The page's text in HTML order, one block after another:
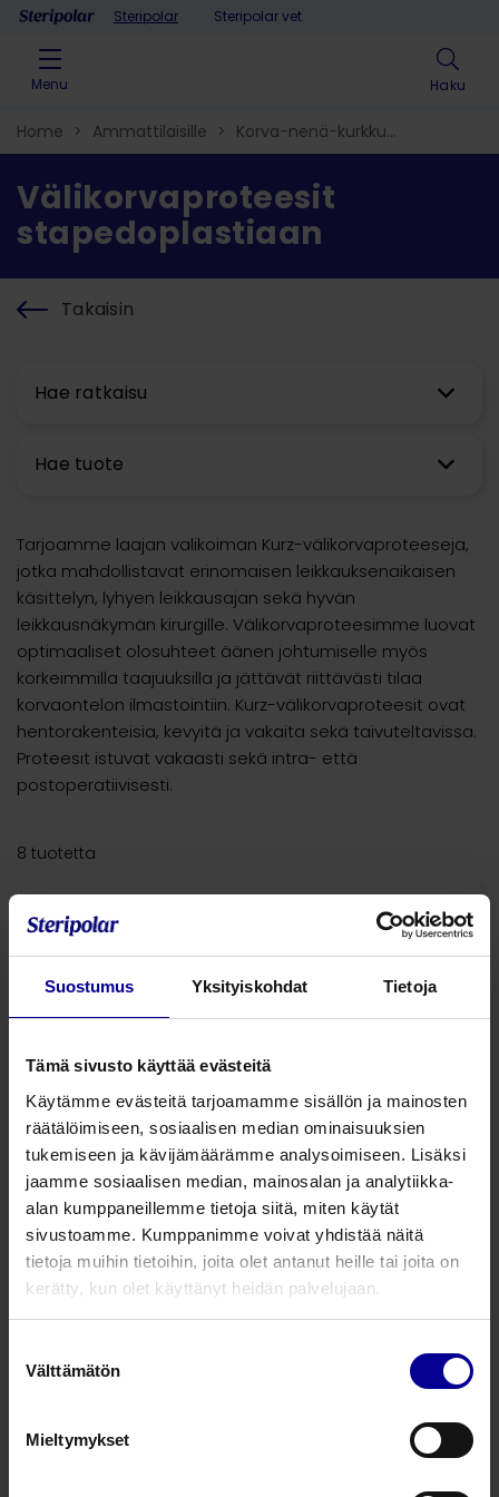
Suostumus Yksityiskohdat Tietoja
Tämä sivusto käyttää evästeitä
Käytämme evästeitä tarjoamamme sisällön ja mainosten
räätälöimiseen, sosiaalisen median ominaisuuksien
tukemiseen ja kävijämäärämme analysoimiseen. Lisäksi
jaamme sosiaalisen median, mainosalan ja analytiikka-
alan kumppaneillemme tietoja siitä, miten käytät
sivustoamme. Kumppanimme voivat yhdistää näitä
tietoja muihin tietoihin, joita olet antanut heille tai joita on
kerätty, kun olet käyttänyt heidän palvelujaan.
valinta
Välttämätön
Mieltymykset
Skip to contentSteripolar Steripolar vet
Menu Haku
Hae ratkaisu
Hae tuote
Home > Ammattilaisille > Korva-nenä-kurkku​
> Korvatuotteet > Välikorvaproteesit stapedoplastiaan
Välikorvaproteesit
stapedoplastiaan
Takaisin
Tarjoamme laajan valikoiman Kurz-välikorvaproteeseja,
jotka mahdollistavat erinomaisen leikkauksenaikaisen
käsittelyn, lyhyen leikkausajan sekä hyvän
leikkausnäkymän kirurgille. Välikorvaproteesimme luovat
optimaaliset olosuhteet äänen johtumiselle myös
korkeimmilla taajuuksilla ja jättävät riittävästi tilaa
korvaontelon ilmastointiin. Kurz-välikorvaproteesit ovat
hentorakenteisia, kevyitä ja vakaita sekä taivuteltavissa.
Proteesit istuvat vakaasti sekä intra- että
postoperatiivisesti.
8 tuotetta
Stapedoplastia
KURZ välikorvaproteesi
K-Piston
Välikorvaproteesit stapedoplastiaan
Stapedoplastia
KURZ välikorvaproteesi
Angular Piston